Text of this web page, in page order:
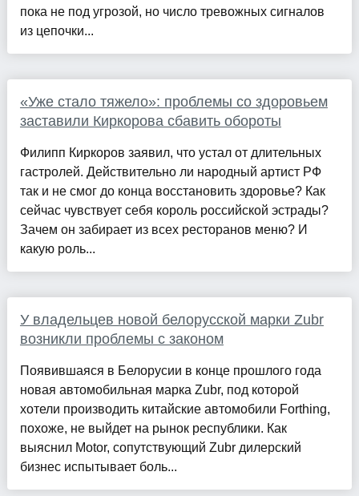
пока не под угрозой, но число тревожных сигналов
из цепочки...
«Уже стало тяжело»: проблемы со здоровьем
заставили Киркорова сбавить обороты
Филипп Киркоров заявил, что устал от длительных
гастролей. Действительно ли народный артист РФ
так и не смог до конца восстановить здоровье? Как
сейчас чувствует себя король российской эстрады?
Зачем он забирает из всех ресторанов меню? И
какую роль...
У владельцев новой белорусской марки Zubr
возникли проблемы с законом
Появившаяся в Белорусии в конце прошлого года
новая автомобильная марка Zubr, под которой
хотели производить китайские автомобили Forthing,
похоже, не выйдет на рынок республики. Как
выяснил Motor, сопутствующий Zubr дилерский
бизнес испытывает боль...